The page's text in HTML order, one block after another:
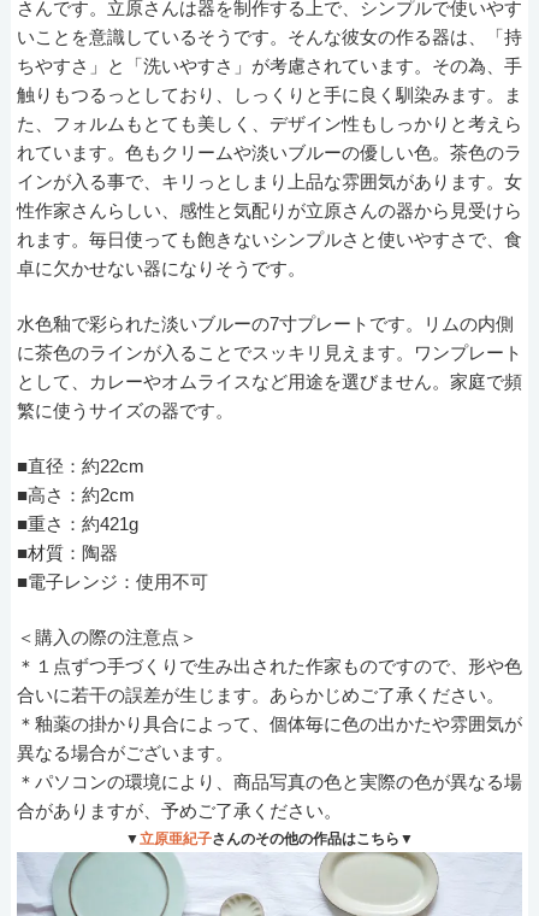
さんです。立原さんは器を制作する上で、シンプルで使いやす
いことを意識しているそうです。そんな彼女の作る器は、「持
ちやすさ」と「洗いやすさ」が考慮されています。その為、手
触りもつるっとしており、しっくりと手に良く馴染みます。ま
た、フォルムもとても美しく、デザイン性もしっかりと考えら
れています。色もクリームや淡いブルーの優しい色。茶色のラ
インが入る事で、キリっとしまり上品な雰囲気があります。女
性作家さんらしい、感性と気配りが立原さんの器から見受けら
れます。毎日使っても飽きないシンプルさと使いやすさで、食
卓に欠かせない器になりそうです。
水色釉で彩られた淡いブルーの7寸プレートです。リムの内側
に茶色のラインが入ることでスッキリ見えます。ワンプレート
として、カレーやオムライスなど用途を選びません。家庭で頻
繁に使うサイズの器です。
■直径：約22cm
■高さ：約2cm
■重さ：約421g
■材質：陶器
■電子レンジ：使用不可
＜購入の際の注意点＞
＊１点ずつ手づくりで生み出された作家ものですので、形や色
合いに若干の誤差が生じます。あらかじめご了承ください。
＊釉薬の掛かり具合によって、個体毎に色の出かたや雰囲気が
異なる場合がございます。
＊パソコンの環境により、商品写真の色と実際の色が異なる場
合がありますが、予めご了承ください。
▼立原亜紀子さんのその他の作品はこちら▼